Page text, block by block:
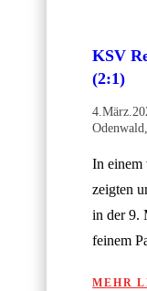
KSV
(2:1)
Odenwald,
In einem
zeigten
in der 9.
feinem
MEHR